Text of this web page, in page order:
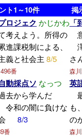
ト1～10件
ロジェク かじかわ
考えよう。所得の
進課税制による、
義と社会主 8/5
番
動採点ソ なっつ
去から学んだ
の闇に負けな
8/3
番
掲
さ
森
英
も
の
森